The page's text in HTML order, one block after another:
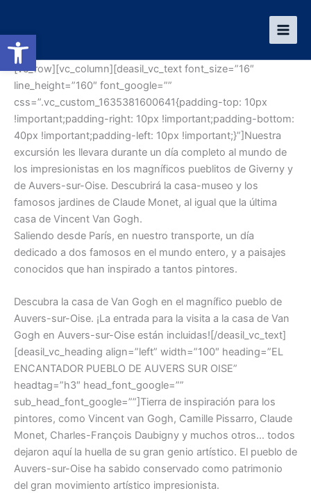
Abrir barra de herramientas
contenido
[vc_row][vc_column][deasil_vc_text font_size=”16″
line_height=”160″ font_google=””
css=”.vc_custom_1635381600641{padding-top: 10px
!important;padding-right: 10px !important;padding-bottom:
40px !important;padding-left: 10px !important;}”]Nuestra
excursión les llevara durante un día completo al mundo de
los impresionistas en los magníficos pueblitos de Giverny y
de Auvers-sur-Oise. Descubrirá la casa-museo y los
famosos jardines de Claude Monet, al igual que la última
casa de Vincent Van Gogh.
Saliendo desde París, en nuestro transporte, un día
dedicado a dos famosos en el mundo entero, y a paisajes
conocidos que han inspirado a tantos pintores.
Descubra la casa de Van Gogh en el magnífico pueblo de
Auvers-sur-Oise. ¡La entrada para la visita a la casa de Van
Gogh en Auvers-sur-Oise están incluidas![/deasil_vc_text]
[deasil_vc_heading align=”left” width=”100″ heading=”EL
ENCANTADOR PUEBLO DE AUVERS SUR OISE”
headtag=”h3″ head_font_google=””
sub_head_font_google=””]Tierra de inspiración para los
pintores, como Vincent van Gogh, Camille Pissarro, Claude
Monet, Charles-François Daubigny y muchos otros… todos
dejaron aquí la huella de su gran genio artístico. El pueblo de
Auvers-sur-Oise ha sabido conservado como patrimonio
del gran movimiento artístico impresionista.